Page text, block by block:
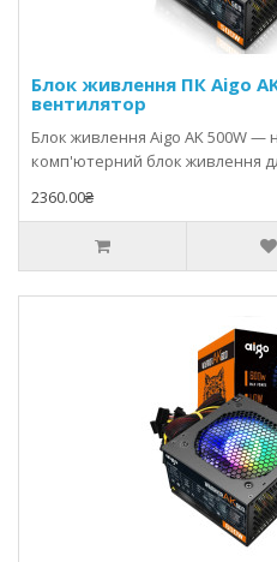
Блок живлення ПК Aigo
вентилятор
Блок живлення Aigo AK 500W —
комп'ютерний блок живлення
2360.00₴